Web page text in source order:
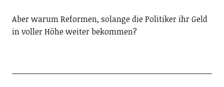
Aber warum Reformen, solange die Politiker ihr Geld
in voller Höhe weiter bekommen?